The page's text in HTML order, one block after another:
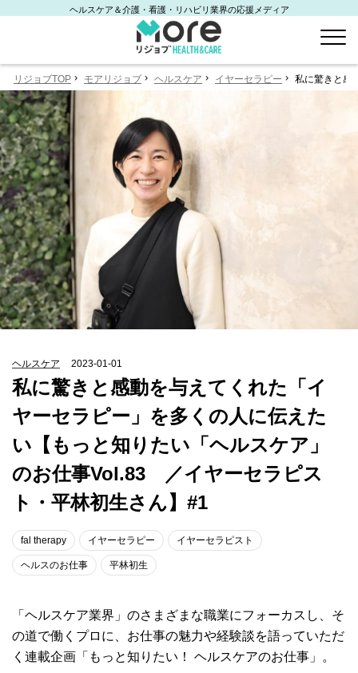
ヘルスケア＆介護・看護・リハビリ業界の応援メディア
リジョブTOP モアリジョブ ヘルスケア イヤーセラピー 私に驚きと感
ヘルスケア 2023-01-01
私に驚きと感動を与えてくれた「イ
ヤーセラピー」を多くの人に伝えた
い【もっと知りたい「ヘルスケア」
のお仕事Vol.83 ／イヤーセラピス
ト・平林初生さん】#1
fal therapy イヤーセラピー イヤーセラピスト
ヘルスのお仕事 平林初生
「ヘルスケア業界」のさまざまな職業にフォーカスし、そ
の道で働くプロに、お仕事の魅力や経験談を語っていただ
く連載企画「もっと知りたい！ ヘルスケアのお仕事」。